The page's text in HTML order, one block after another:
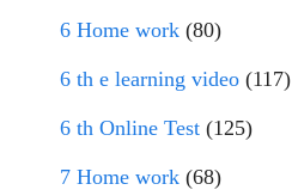
6 Home work (80)
6 th e learning video (117)
6 th Online Test (125)
7 Home work (68)